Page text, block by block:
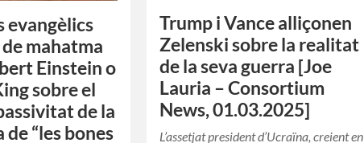
evangèlics
mahatma
Einstein o
sobre el
de la
de “les bones
Trump i Vance alliçonen
Zelenski sobre la realitat
de la seva guerra [Joe
Lauria – Consortium
News, 01.03.2025]
L’assetjat president d’Ucraïna, creient en